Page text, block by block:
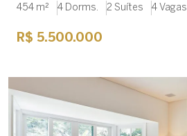
454 m² 4 Dorms. 2 Suítes 4 Vagas
R$ 5.500.000